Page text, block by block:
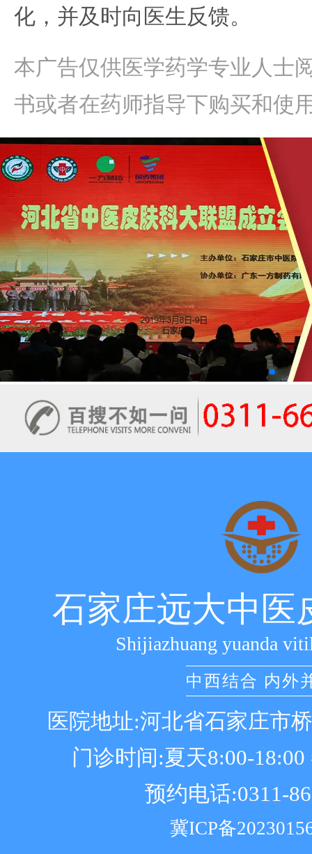
化，并及时向医生反馈。
本广告仅供医学药学专业人士
书或者在药师指导下购买和使
石家庄远大中医
Shijiazhuang yuanda
中西结合 内外
医院地址:河北省石家庄市
门诊时间:夏天8:00-18:00
预约电话:0311-
冀ICP备